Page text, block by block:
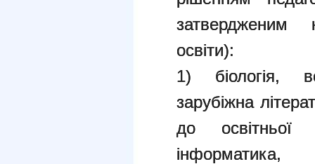
затвердженим
освіти):
1) біологія,
зарубіжна
до освітньої